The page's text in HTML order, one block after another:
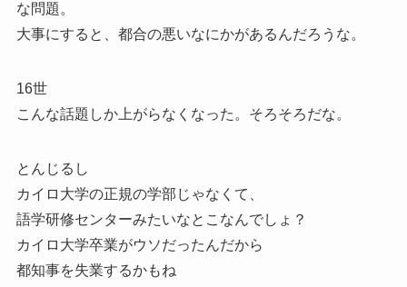
な問題。
大事にすると、都合の悪いなにかがあるんだろうな。
16世
こんな話題しか上がらなくなった。そろそろだな。
とんじるし
カイロ大学の正規の学部じゃなくて、
語学研修センターみたいなとこなんでしょ？
カイロ大学卒業がウソだったんだから
都知事を失業するかもね